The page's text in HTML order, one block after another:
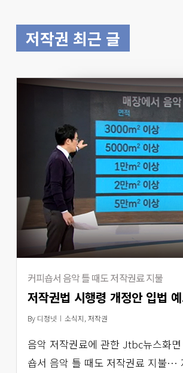
저작권 최근 글
커피숍서 음악 틀 때도 저작권료 지불
저작권법 시행령 개정안 입법
By 디정넷 소식지, 저작권
음악 저작권료에 관한 Jtbc뉴스화
숍서 음악 틀 때도 저작권료 지불…